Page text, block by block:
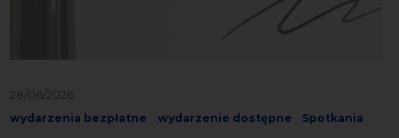
28/06/2026
wydarzenia bezpłatne wydarzenie dostępne Spotkania